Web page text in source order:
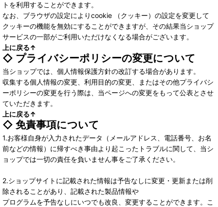
トを利用することができます。
なお、ブラウザの設定によりcookie （クッキー）の設定を変更して
クッキーの機能を無効にすることができますが、その結果当ショップ
サービスの一部がご利用いただけなくなる場合がございます。
上に戻る↑
◇ プライバシーポリシーの変更について
当ショップでは、個人情報保護方針の改訂する場合があります。
収集する個人情報の変更、利用目的の変更、またはその他プライバシ
ーポリシーの変更を行う際は、当ページへの変更をもって公表とさせ
ていただきます。
上に戻る↑
◇ 免責事項について
1.お客様自身が入力されたデータ（メールアドレス、電話番号、お名
前などの情報）に帰すべき事由より起こったトラブルに関して、当シ
ョップでは一切の責任を負いません事をご了承ください。
2.ショップサイトに記載された情報は予告なしに変更・更新または削
除されることがあり、記載された製品情報や
プログラムを予告なしにいつでも改良、変更することができます。こ